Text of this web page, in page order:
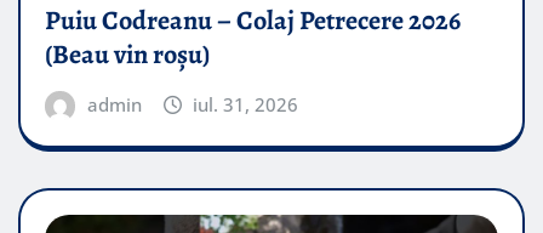
Puiu Codreanu – Colaj Petrecere 2026
(Beau vin roșu)
admin iul. 31, 2026